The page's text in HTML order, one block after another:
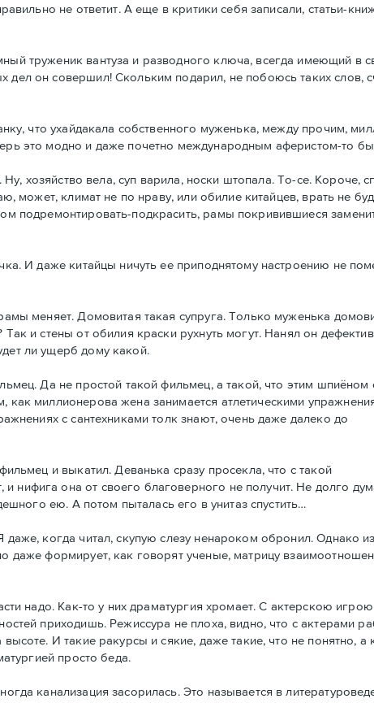
не ответит. А еще в критики себя записали, статьи-
труженик вантуза и разводного ключа, всегда имеющий в
он совершил! Скольким подарил, не побоюсь таких слов,
что ухайдакала собственного муженька, между прочим,
это модно и даже почетно международным аферистом-то
хозяйство вела, суп варила, носки штопала. То-се. Короче,
может, климат не по нраву, или обилие китайцев, врать не
подремонтировать-подкрасить, рамы покривившиеся
И даже китайцы ничуть ее приподнятому настроению не
меняет. Домовитая такая супруга. Только муженька
и стены от обилия краски рухнуть могут. Нанял он
ли ущерб дому какой.
Да не простой такой фильмец, а такой, что этим шпиёном
миллионерова жена занимается атлетическими
с сантехниками толк знают, очень даже далеко до
и выкатил. Деванька сразу просекла, что с такой
она от своего благоверного не получит. Не долго
ею. А потом пыталась его в унитаз спустить…
когда читал, скупую слезу ненароком обронил. Однако
даже формирует, как говорят ученые, матрицу
надо. Как-то у них драматургия хромает. С актерскою
приходишь. Режиссура не плоха, видно, что с актерами
И такие ракурсы и сякие, даже такие, что не понятно, а
просто беда.
канализация засорилась. Это называется в